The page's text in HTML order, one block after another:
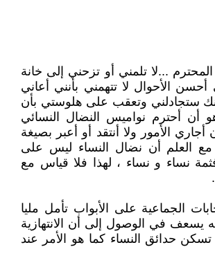
المحترم ...لا تلمني أو تزحني إلى خانة
الأحوال لا تتهمني بأنني أعاني
ستجادلني وتعقب على هلوستي بأن
أن أحترم نواميس النضال النسائي
الأمور ولا أنتقد أو أعبر بصيغة
مع العلم أن نضال النساء ليس على
نساء و نساء ، لهذا فلا قياس مع
الجماعية على الأبواب تأمل مليا
يسعف في الوصول إلى أن الانتهازية
حدائق النساء كما هو الأمر عند